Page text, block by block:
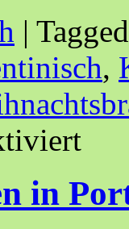
| Tagged
,
in